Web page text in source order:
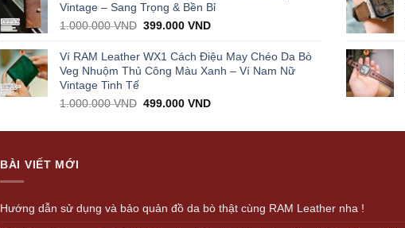
1.000.000 VND.399.000 VND.
Vintage – Sang Trọng & Bền Bỉ
1.000.000VND Original
was:
1.000.000 VND.
399.000VNDCurrent
is:
399.000 VND.
Ví RAM Leather WX1 Cách Điệu May Chéo Da Bò
Veg Nhuộm Thủ Công Màu Xanh – Ví Nam Nữ
Vintage Tinh Tế
1.000.000VND Original
was:
499.000VNDCurrent
is:
BÀI VIẾT MỚI
Hướng dẫn sử dụng và bảo quản đồ da bò thật cùng RAM Leather nha !